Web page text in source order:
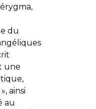
du
une
ainsi
au